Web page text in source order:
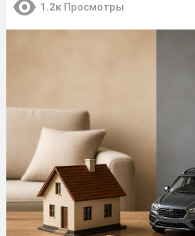
1.2к Просмотры